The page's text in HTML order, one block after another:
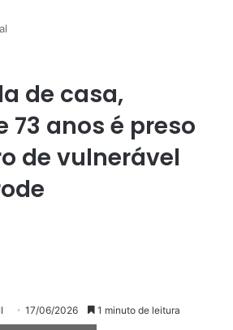
de casa,
73 anos é preso
de vulnerável
17/06/2026 1 minuto de leitura